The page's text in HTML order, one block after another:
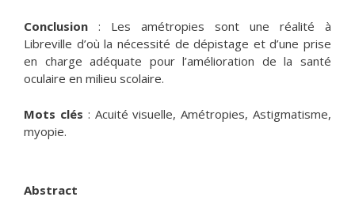
Conclusion : Les amétropies sont une réalité à
Libreville d’où la nécessité de dépistage et d’une prise
en charge adéquate pour l’amélioration de la santé
oculaire en milieu scolaire.
Mots clés : Acuité visuelle, Amétropies, Astigmatisme,
myopie.
Abstract